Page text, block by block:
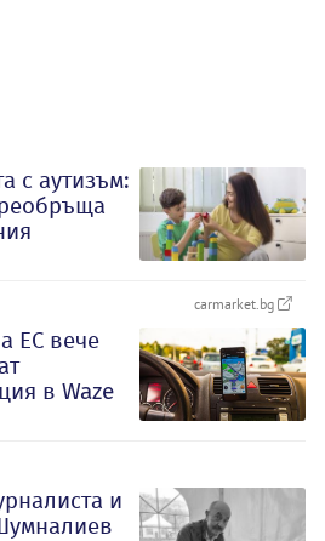
с аутизъм:
carmarket.bg
ЕС вече
в Waze
и